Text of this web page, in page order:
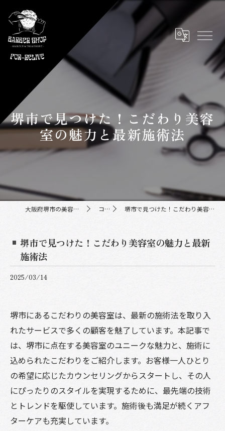
堺市で見つけた！こだわり美容
室の魅力と最新施術法
大阪府堺市の美容室ならFor-Relive コラム 堺市で見つけた！こだわり美容室の魅力と最新施術法
堺市で見つけた！こだわり美容室の魅力と最新
施術法
2025/03/14
堺市にあるこだわりの美容室は、最新の施術法を取り入
れたサービスで多くの顧客を魅了しています。本記事で
は、堺市に点在する美容室のユニークな魅力と、施術に
込められたこだわりをご紹介します。お客様一人ひとり
の希望に応じたカウンセリングからスタートし、その人
にぴったりのスタイルを実現するために、最先端の技術
とトレンドを駆使しています。施術後も満足が続くアフ
ターケアも充実しています。